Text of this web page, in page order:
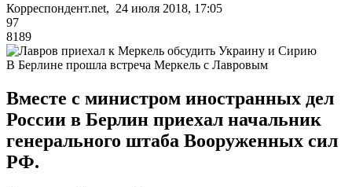
Корреспондент.net, 24 июля 2018, 17:05
97
8189
В Берлине прошла встреча Меркель с Лавровым
Вместе с министром иностранных дел
России в Берлин приехал начальник
генерального штаба Вооруженных сил
РФ.